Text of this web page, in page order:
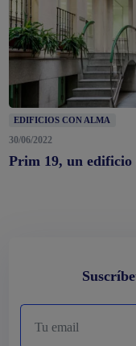
EDIFICIOS CON ALMA
30/06/2022
Prim 19, un edificio